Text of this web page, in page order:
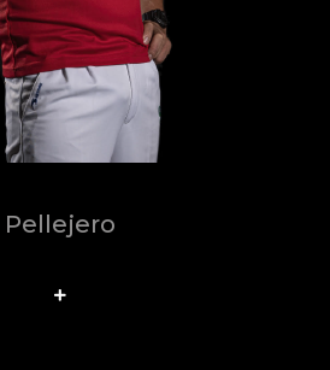
Pellejero